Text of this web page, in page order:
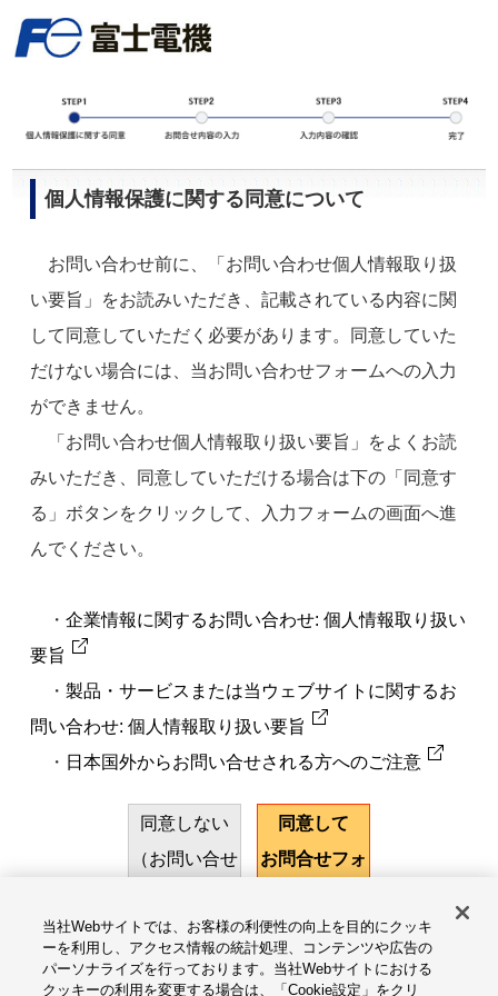
個人情報保護に関する同意について
お問い合わせ前に、「お問い合わせ個人情報取り扱
い要旨」をお読みいただき、記載されている内容に関
して同意していただく必要があります。同意していた
だけない場合には、当お問い合わせフォームへの入力
ができません。
「お問い合わせ個人情報取り扱い要旨」をよくお読
みいただき、同意していただける場合は下の「同意す
る」ボタンをクリックして、入力フォームの画面へ進
んでください。
・ 企業情報に関するお問い合わせ: 個人情報取り扱い
要旨
・ 製品・サービスまたは当ウェブサイトに関するお
問い合わせ: 個人情報取り扱い要旨
・ 日本国外からお問い合せされる方へのご注意
同意しない
（お問い合せ
同意して
お問合せフォ
サイトのご利用にあたって
当社Webサイトでは、お客様の利便性の向上を目的にクッキ
ーを利用し、アクセス情報の統計処理、コンテンツや広告の
パーソナライズを行っております。当社Webサイトにおける
クッキーの利用を変更する場合は、「Cookie設定」をクリ